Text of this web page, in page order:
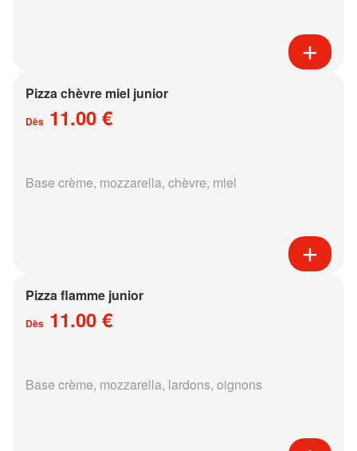
Pizza chèvre miel junior
Dès 11.00 €
Base crème, mozzarella, chèvre, miel
Pizza flamme junior
Dès 11.00 €
Base crème, mozzarella, lardons, oignons